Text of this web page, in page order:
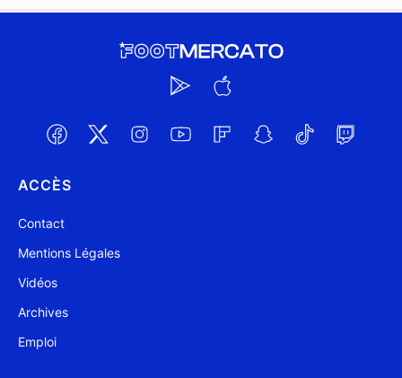
ACCÈS
Contact
Mentions Légales
Vidéos
Archives
Emploi